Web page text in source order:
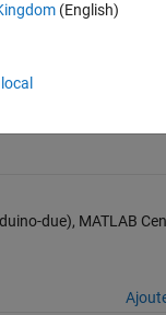
due), MATLAB
(English)